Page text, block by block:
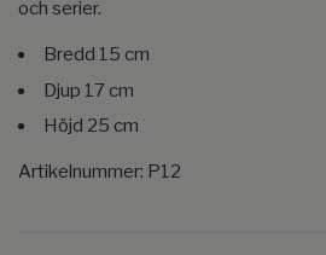
och serier.
Bredd 15 cm
Djup 17 cm
Höjd 25 cm
Artikelnummer: P12